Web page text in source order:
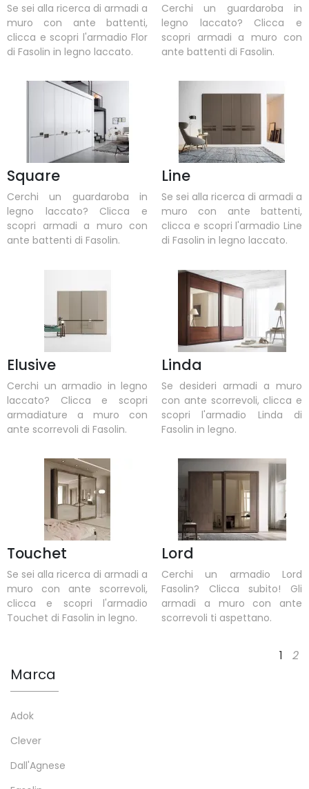
Se sei alla ricerca di armadi a
muro con ante battenti,
clicca e scopri l'armadio Flor
di Fasolin in legno laccato.
Cerchi un guardaroba in
legno laccato? Clicca e
scopri armadi a muro con
ante battenti di Fasolin.
Square
Cerchi un guardaroba in
legno laccato? Clicca e
scopri armadi a muro con
ante battenti di Fasolin.
Line
Se sei alla ricerca di armadi a
muro con ante battenti,
clicca e scopri l'armadio Line
di Fasolin in legno laccato.
Elusive
Cerchi un armadio in legno
laccato? Clicca e scopri
armadiature a muro con
ante scorrevoli di Fasolin.
Linda
Se desideri armadi a muro
con ante scorrevoli, clicca e
scopri l'armadio Linda di
Fasolin in legno.
Touchet
Se sei alla ricerca di armadi a
muro con ante scorrevoli,
clicca e scopri l'armadio
Touchet di Fasolin in legno.
Lord
Cerchi un armadio Lord
Fasolin? Clicca subito! Gli
armadi a muro con ante
scorrevoli ti aspettano.
1 2
Marca
Adok
Clever
Dall'Agnese